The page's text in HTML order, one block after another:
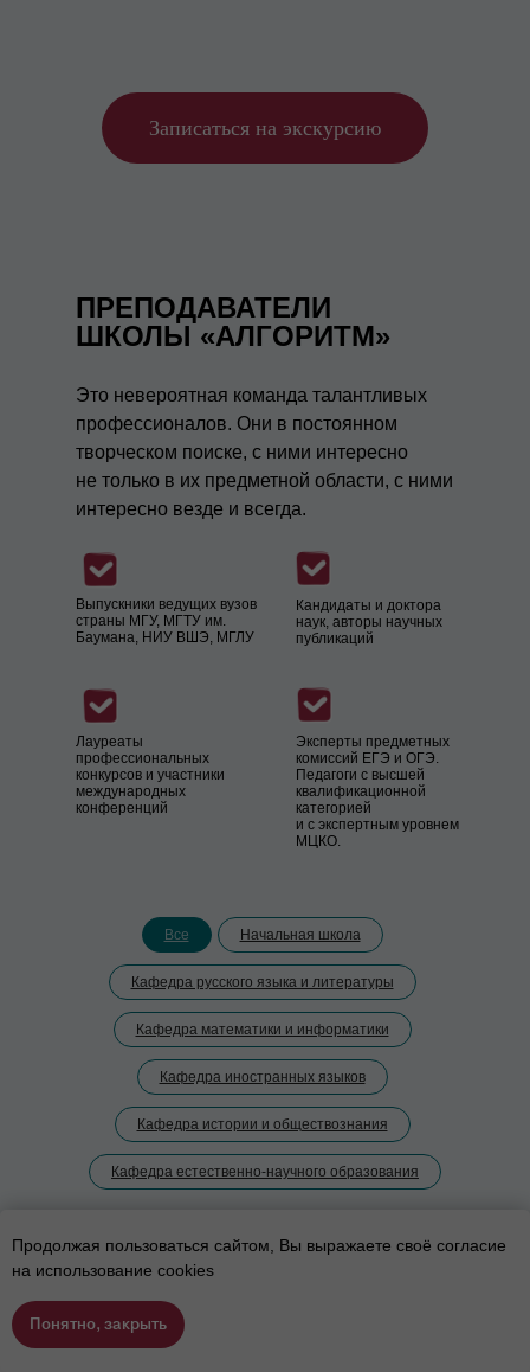
Записаться на экскурсию
Это невероятная команда талантливых
профессионалов. Они в постоянном
творческом поиске, с ними интересно
не только в их предметной области, с ними
интересно везде и всегда.
ПРЕПОДАВАТЕЛИ
ШКОЛЫ «АЛГОРИТМ»
Выпускники ведущих вузов
страны МГУ, МГТУ им.
Баумана, НИУ ВШЭ, МГЛУ
Кандидаты и доктора
наук, авторы научных
публикаций
Лауреаты
профессиональных
конкурсов и участники
международных
конференций
Эксперты предметных
комиссий ЕГЭ и ОГЭ.
Педагоги с высшей
квалификационной
категорией
и с экспертным уровнем
МЦКО.
Все Начальная школа
Кафедра русского языка и литературы
Кафедра математики и информатики
Кафедра иностранных языков
Кафедра истории и обществознания
Кафедра естественно-научного образования
Продолжая пользоваться сайтом, Вы выражаете своё согласие
на использование cookies
Понятно, закрыть
Подобрать программу